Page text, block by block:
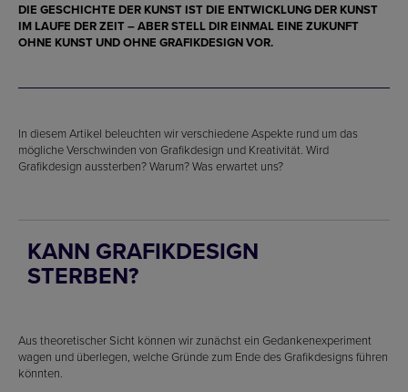
DIE GESCHICHTE DER KUNST IST DIE ENTWICKLUNG DER KUNST
IM LAUFE DER ZEIT – ABER STELL DIR EINMAL EINE ZUKUNFT
OHNE KUNST UND OHNE GRAFIKDESIGN VOR.
In diesem Artikel beleuchten wir verschiedene Aspekte rund um das
mögliche Verschwinden von Grafikdesign und Kreativität. Wird
Grafikdesign aussterben? Warum? Was erwartet uns?
KANN GRAFIKDESIGN
STERBEN?
Aus theoretischer Sicht können wir zunächst ein Gedankenexperiment
wagen und überlegen, welche Gründe zum Ende des Grafikdesigns führen
könnten.